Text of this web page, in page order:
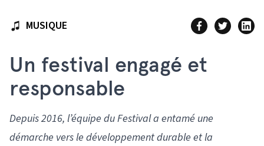
MUSIQUE
Un festival engagé et
responsable
Depuis 2016, l’équipe du Festival a entamé une
démarche vers le développement durable et la